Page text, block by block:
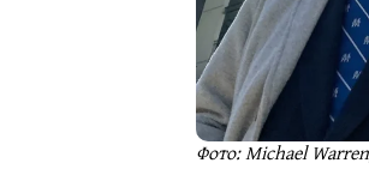
Фото: Michael